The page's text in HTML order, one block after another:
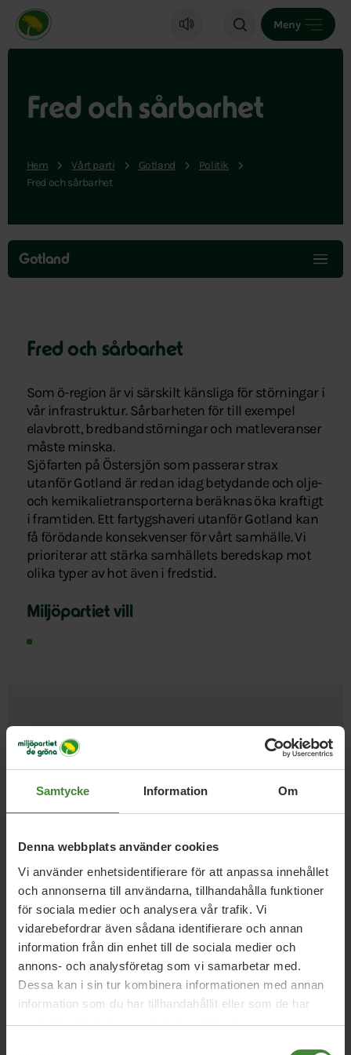
Samtycke Information Om
Denna webbplats använder cookies
Vi använder enhetsidentifierare för att anpassa innehållet
och annonserna till användarna, tillhandahålla funktioner
för sociala medier och analysera vår trafik. Vi
vidarebefordrar även sådana identifierare och annan
information från din enhet till de sociala medier och
annons- och analysföretag som vi samarbetar med.
Dessa kan i sin tur kombinera informationen med annan
information som du har tillhandahållit eller som de har
samlat in när du har använt deras tjänster.
Miljöpartiet de gröna, startsida
Meny
Fred och sårbarhet
Hem Vårt parti Gotland
Politik
Fred och sårbarhet
Hoppa
över
menyn
Gotland
Fred och sårbarhet
Som ö-region är vi särskilt känsliga för störningar i
vår infrastruktur. Sårbarheten för till exempel
elavbrott, bredbandstörningar och matleveranser
måste minska.
Sjöfarten på Östersjön som passerar strax
utanför Gotland är redan idag betydande och olje-
och kemikalietransporterna beräknas öka kraftigt
i framtiden. Ett fartygshaveri utanför Gotland kan
få förödande konsekvenser för vårt samhälle. Vi
prioriterar att stärka samhällets beredskap mot
olika typer av hot även i fredstid.
Miljöpartiet vill
Vi har svaren på dina
fråga:
B Badhus Bostäder
C Cykla